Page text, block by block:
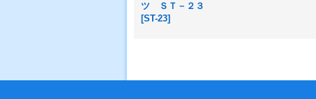
ツ ＳＴ－２３
[ST-23]